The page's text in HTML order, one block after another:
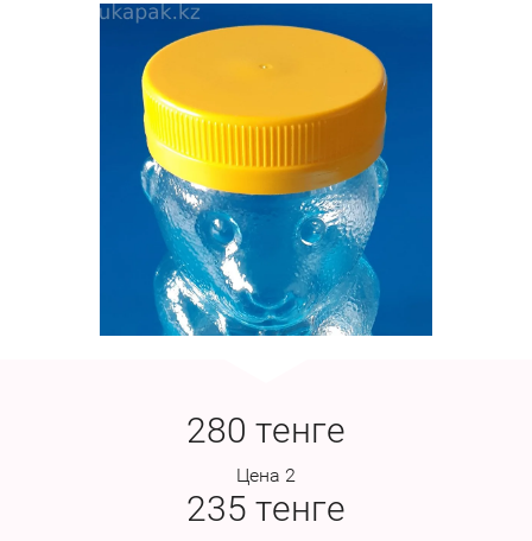
280 тенге
Цена 2
235 тенге